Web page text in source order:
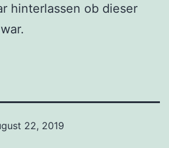
hinterlassen ob dieser
22, 2019